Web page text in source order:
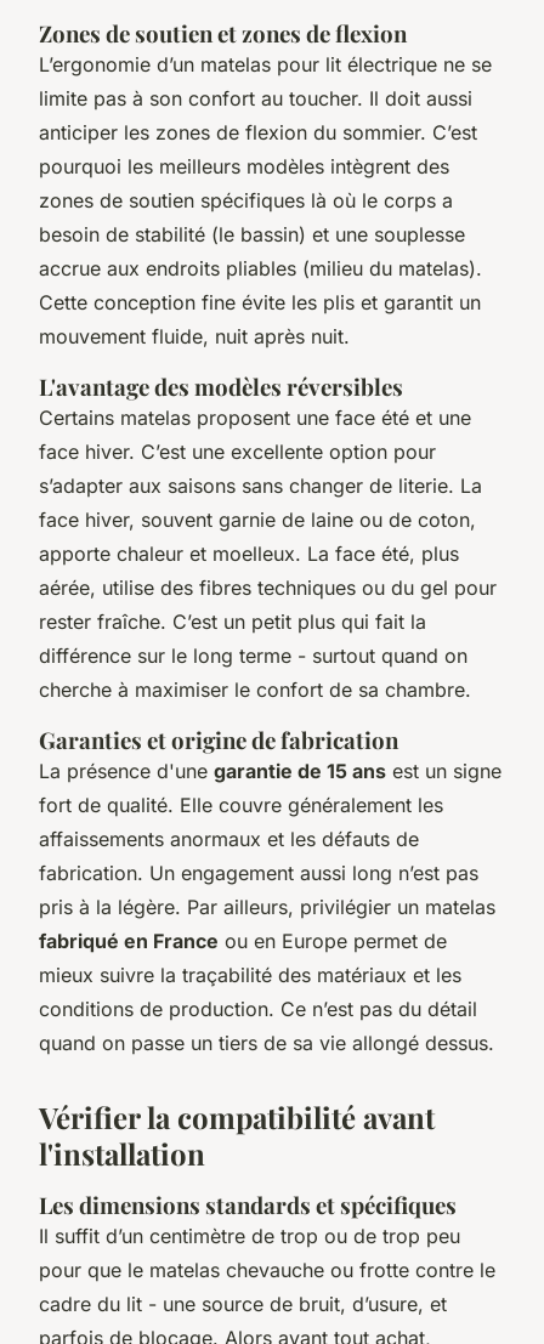
Zones de soutien et zones de flexion
L’ergonomie d’un matelas pour lit électrique ne se
limite pas à son confort au toucher. Il doit aussi
anticiper les zones de flexion du sommier. C’est
pourquoi les meilleurs modèles intègrent des
zones de soutien spécifiques là où le corps a
besoin de stabilité (le bassin) et une souplesse
accrue aux endroits pliables (milieu du matelas).
Cette conception fine évite les plis et garantit un
mouvement fluide, nuit après nuit.
L'avantage des modèles réversibles
Certains matelas proposent une face été et une
face hiver. C’est une excellente option pour
s’adapter aux saisons sans changer de literie. La
face hiver, souvent garnie de laine ou de coton,
apporte chaleur et moelleux. La face été, plus
aérée, utilise des fibres techniques ou du gel pour
rester fraîche. C’est un petit plus qui fait la
différence sur le long terme - surtout quand on
cherche à maximiser le confort de sa chambre.
Garanties et origine de fabrication
La présence d'une garantie de 15 ans est un signe
fort de qualité. Elle couvre généralement les
affaissements anormaux et les défauts de
fabrication. Un engagement aussi long n’est pas
pris à la légère. Par ailleurs, privilégier un matelas
fabriqué en France ou en Europe permet de
mieux suivre la traçabilité des matériaux et les
conditions de production. Ce n’est pas du détail
quand on passe un tiers de sa vie allongé dessus.
Vérifier la compatibilité avant
l'installation
Les dimensions standards et spécifiques
Il suffit d’un centimètre de trop ou de trop peu
pour que le matelas chevauche ou frotte contre le
cadre du lit - une source de bruit, d’usure, et
parfois de blocage. Alors avant tout achat,